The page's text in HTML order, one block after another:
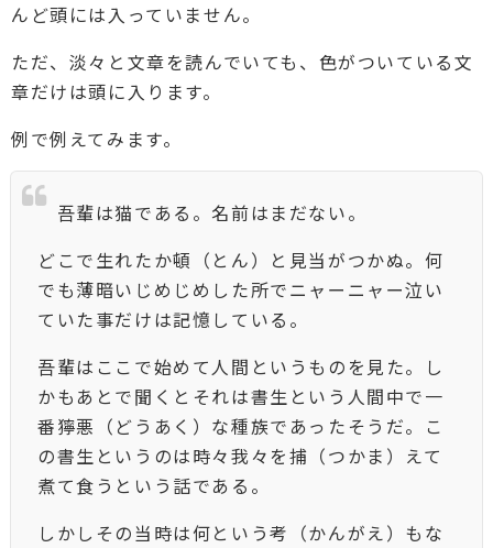
んど頭には入っていません。
ただ、淡々と文章を読んでいても、色がついている文
章だけは頭に入ります。
例で例えてみます。
吾輩は猫である。名前はまだない。
どこで生れたか頓（とん）と見当がつかぬ。何
でも薄暗いじめじめした所でニャーニャー泣い
ていた事だけは記憶している。
吾輩はここで始めて人間というものを見た。し
かもあとで聞くとそれは書生という人間中で一
番獰悪（どうあく）な種族であったそうだ。こ
の書生というのは時々我々を捕（つかま）えて
煮て食うという話である。
しかしその当時は何という考（かんがえ）もな